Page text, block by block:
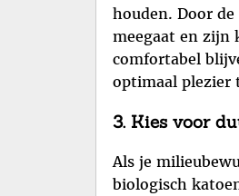
houden. Door
meegaat en zijn
comfortabel
optimaal plezier
3. Kies voor
Als je
biologisch